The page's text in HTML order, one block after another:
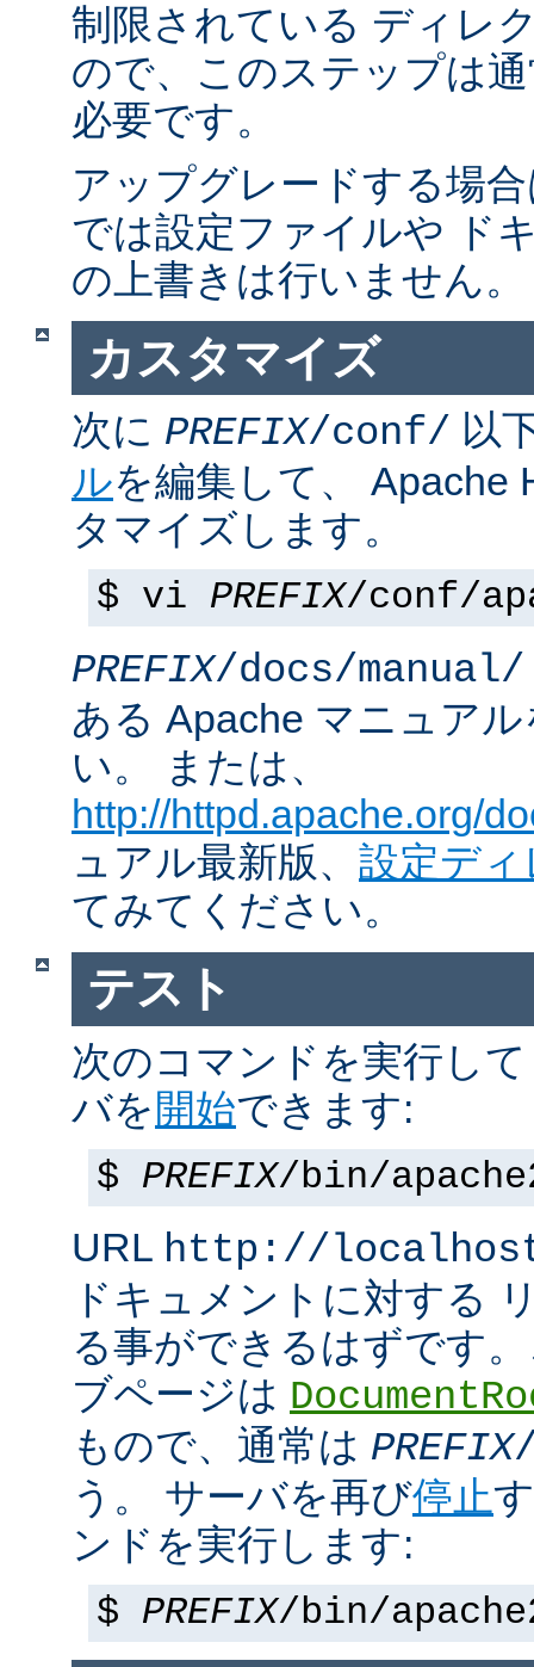
制限されている ディレ
ので、このステップは
必要です。
アップグレードする場
では設定ファイルや ド
の上書きは行いません。
カスタマイズ
次に PREFIX/conf/ 以
ルを編集して、 Apache
タマイズします。
$ vi PREFIX/conf/
PREFIX/docs/manual/
ある Apache マニュア
い。 または、
http://httpd.apache.org/
ュアル最新版、 設定デ
てみてください。
テスト
次のコマンドを実行し
バを 開始できます:
$ PREFIX/bin/
URL http://
ドキュメントに対する
る事ができるはずです
ブページは
もので、通常は PREFIX
う。 サーバを再び停止
ンドを実行します:
$ PREFIX/bin/